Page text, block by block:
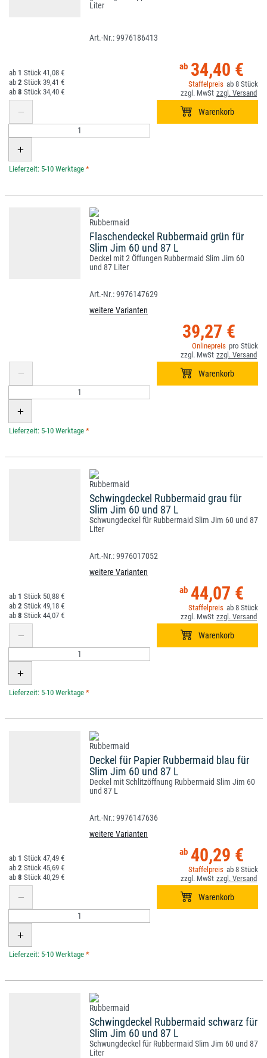
Liter
9976186413
34,40 €
8
1
41,08 €
2
39,41 €
8
34,40 €
*
Flaschendeckel Rubbermaid grün für
Slim Jim 60 und 87 L
Deckel mit 2 Öffungen Rubbermaid Slim Jim 60
und 87 Liter
9976147629
weitere Varianten
39,27 €
*
Schwingdeckel Rubbermaid grau für
Slim Jim 60 und 87 L
Schwungdeckel für Rubbermaid Slim Jim 60 und 87
Liter
9976017052
weitere Varianten
44,07 €
8
1
50,88 €
2
49,18 €
8
44,07 €
*
Deckel für Papier Rubbermaid blau für
Slim Jim 60 und 87 L
Deckel mit Schlitzöffnung Rubbermaid Slim Jim 60
und 87 L
9976147636
weitere Varianten
40,29 €
8
1
47,49 €
2
45,69 €
8
40,29 €
*
Schwingdeckel Rubbermaid schwarz für
Slim Jim 60 und 87 L
Schwungdeckel für Rubbermaid Slim Jim 60 und 87
Liter